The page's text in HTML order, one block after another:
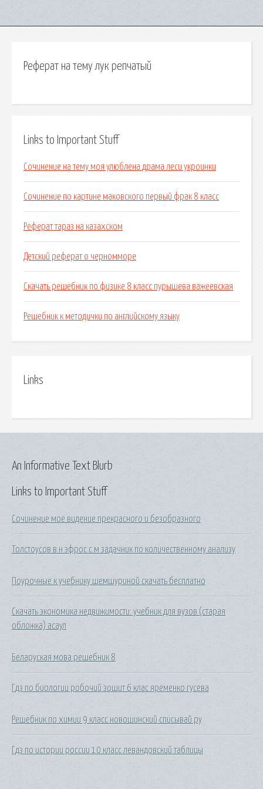
Реферат на тему лук репчатый
Links to Important Stuff
Сочинение на тему моя улюблена драма леси укроинки
Сочинение по картине маковского первый фрак 8 класс
Реферат тараз на казахском
Детский реферат о черномморе
Скачать решебник по физике 8 класс пурышева важеевская
Решебник к методички по английскому языку
Links
Links to Important Stuff
Сочинение мое видение прекрасного и безобразного
Толстоусов в.н эфрос с.м задачник по количественному анализу
Поурочные к учебнику шемшуриной скачать бесплатно
Скачать экономика недвижимости: учебник для вузов (старая
обложка) асаул
Беларуская мова решебник 8
Гдз по биологии робочий зошит 6 клас яременко гусева
Решебник по химии 9 класс новошинский списывай ру
Гдз по истории россии 10 класс левандовский таблицы
An Informative Text Blurb